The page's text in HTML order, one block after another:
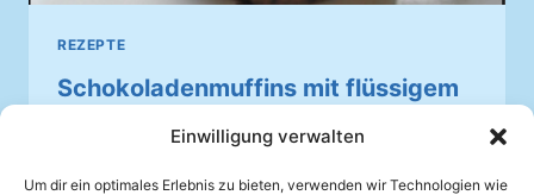
Einwilligung verwalten
Um dir ein optimales Erlebnis zu bieten, verwenden wir Technologien wie
REZEPTE
Schokoladenmuffins mit flüssigem
Schokoladenkern